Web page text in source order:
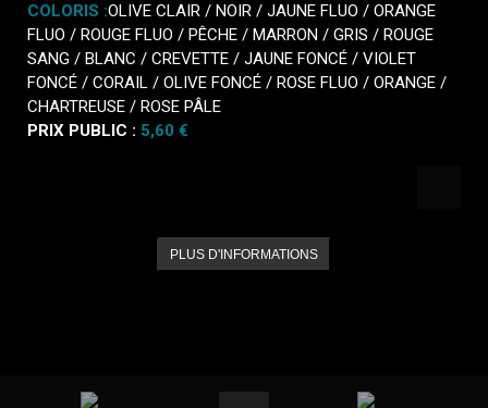
COLORIS :OLIVE CLAIR / NOIR / JAUNE FLUO / ORANGE
FLUO / ROUGE FLUO / PÊCHE / MARRON / GRIS / ROUGE
SANG / BLANC / CREVETTE / JAUNE FONCÉ / VIOLET
FONCÉ / CORAIL / OLIVE FONCÉ / ROSE FLUO / ORANGE /
CHARTREUSE / ROSE PÂLE
PRIX PUBLIC : 5,60 €
PLUS D'INFORMATIONS